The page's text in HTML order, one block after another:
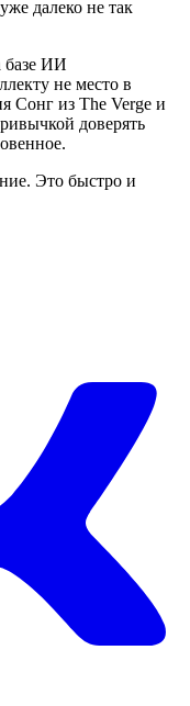
далеко не так
базе ИИ
не место в
Сонг из The Verge и
доверять
Это быстро и